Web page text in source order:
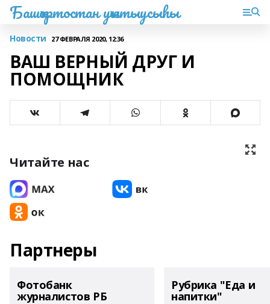
Башҡортостан уҡытыусыһы
Новости 27 ФЕВРАЛЯ 2020, 12:36
ВАШ ВЕРНЫЙ ДРУГ И
ПОМОЩНИК
Читайте нас
Партнеры
Фотобанк
журналистов РБ
Рубрика "Еда и
напитки"